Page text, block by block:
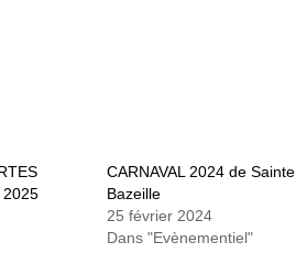
2025
CARNAVAL 2024 de Sainte
Bazeille
25 février 2024
Dans "Evènementiel"